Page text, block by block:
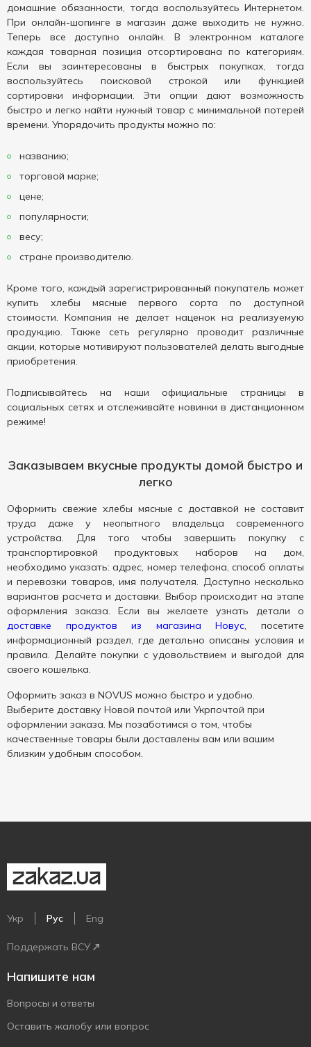
домашние обязанности, тогда воспользуйтесь Интернетом.
При онлайн-шопинге в магазин даже выходить не нужно.
Теперь все доступно онлайн. В электронном каталоге
каждая товарная позиция отсортирована по категориям.
Если вы заинтересованы в быстрых покупках, тогда
воспользуйтесь поисковой строкой или функцией
сортировки информации. Эти опции дают возможность
быстро и легко найти нужный товар с минимальной потерей
времени. Упорядочить продукты можно по:
названию;
торговой марке;
цене;
популярности;
весу;
стране производителю.
Кроме того, каждый зарегистрированный покупатель может
купить хлебы мясные первого сорта по доступной
стоимости. Компания не делает наценок на реализуемую
продукцию. Также сеть регулярно проводит различные
акции, которые мотивируют пользователей делать выгодные
приобретения.
Подписывайтесь на наши официальные страницы в
социальных сетях и отслеживайте новинки в дистанционном
режиме!
Заказываем вкусные продукты домой быстро и
легко
Оформить свежие хлебы мясные с доставкой не составит
труда даже у неопытного владельца современного
устройства. Для того чтобы завершить покупку с
транспортировкой продуктовых наборов на дом,
необходимо указать: адрес, номер телефона, способ оплаты
и перевозки товаров, имя получателя. Доступно несколько
вариантов расчета и доставки. Выбор происходит на этапе
оформления заказа. Если вы желаете узнать детали о
доставке продуктов из магазина Новус, посетите
информационный раздел, где детально описаны условия и
правила. Делайте покупки с удовольствием и выгодой для
своего кошелька.
Оформить заказ в NOVUS можно быстро и удобно.
Выберите доставку Новой почтой или Укрпочтой при
оформлении заказа. Мы позаботимся о том, чтобы
качественные товары были доставлены вам или вашим
близким удобным способом.
Укр Рус Eng
Поддержать ВСУ
Напишите нам
Вопросы и ответы
Оставить жалобу или вопрос